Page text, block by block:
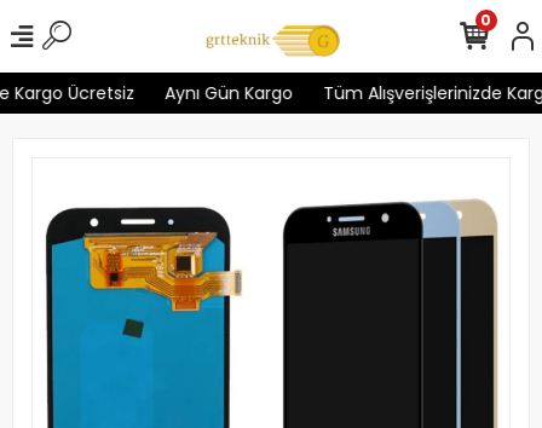
Ücretsiz Aynı Gün Kargo Tüm Alışverişlerinizde
0